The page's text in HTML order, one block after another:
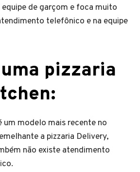
de garçom e foca muito
telefônico e na equipe
pizzaria
um modelo mais recente no
a pizzaria Delivery,
não existe atendimento